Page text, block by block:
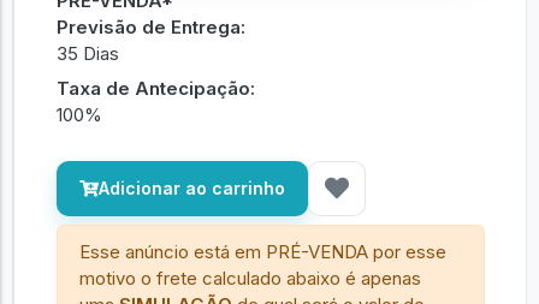
Previsão de Entrega:
35 Dias
Taxa de Antecipação:
100%
Adicionar ao carrinho
Esse anúncio está em PRÉ-VENDA por esse
motivo o frete calculado abaixo é apenas